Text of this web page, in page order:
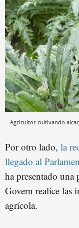
Agricultor cultivando
Por otro lado, la
llegado al
ha presentado una
Govern realice las
agrícola.